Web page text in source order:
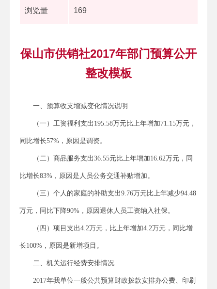
浏览量 169
保山市供销社2017年部门预算公开
整改模板
一、预算收支增减变化情况说明
（一）工资福利支出195.58万元比上年增加71.15万元，
同比增长57%，原因是调资。
（二）商品服务支出36.55元比上年增加16.62万元，同
比增长83%，原因是人员公务交通补贴增加。
（三）个人的家庭的补助支出9.76万元比上年减少94.48
万元，同比下降90%，原因退休人员工资纳入社保。
（四）项目支出4.2万元，比上年增加4.2万元，同比增
长100%，原因是新增项目。
二、机关运行经费安排情况
2017年我单位一般公共预算财政拨款安排办公费、印刷